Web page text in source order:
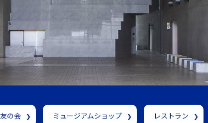
友の会 ミュージアムショップ レストラン